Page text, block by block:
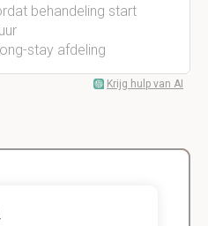
behandeling start
stay afdeling
Krijg hulp van AI